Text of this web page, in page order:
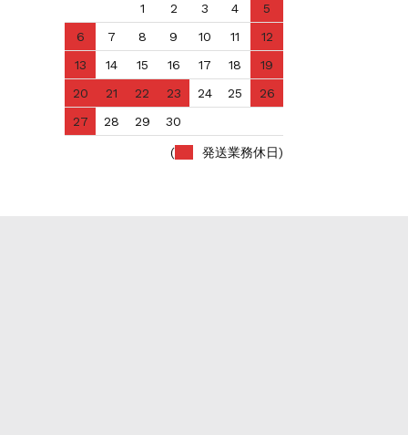
1 2 3 4
5
6
7 8 9 10 11
12
13
14 15 16 17 18
19
20
21 22 23 24 25
26
27
28 29 30
( 発送業務休日)